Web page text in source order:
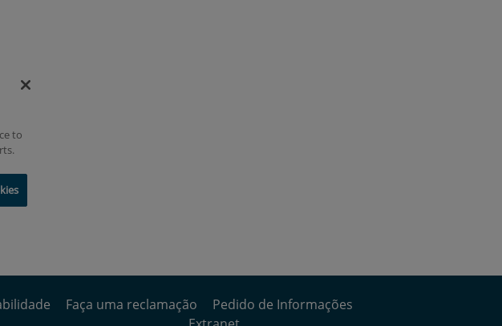
Faça uma reclamação
Pedido de Informações